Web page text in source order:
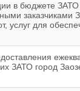
в бюджете
заказчиками
услуг для
ЗАТО город